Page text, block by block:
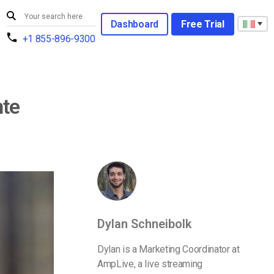
+1 855-896-9300
Dashboard Free Trial
Dylan Schneibolk
Dylan is a Marketing Coordinator at
AmpLive, a live streaming